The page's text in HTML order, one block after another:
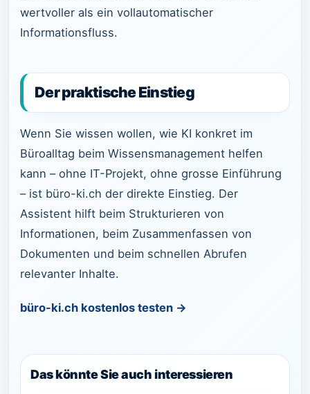
wertvoller als ein vollautomatischer
Informationsfluss.
Der praktische Einstieg
Wenn Sie wissen wollen, wie KI konkret im
Büroalltag beim Wissensmanagement helfen
kann – ohne IT-Projekt, ohne grosse Einführung
– ist büro-ki.ch der direkte Einstieg. Der
Assistent hilft beim Strukturieren von
Informationen, beim Zusammenfassen von
Dokumenten und beim schnellen Abrufen
relevanter Inhalte.
büro-ki.ch kostenlos testen →
Das könnte Sie auch interessieren